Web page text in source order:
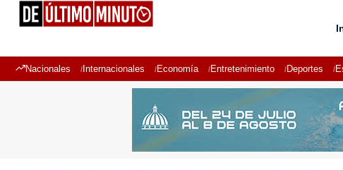
Nacionales Internacionales Economía Entretenimiento Deportes